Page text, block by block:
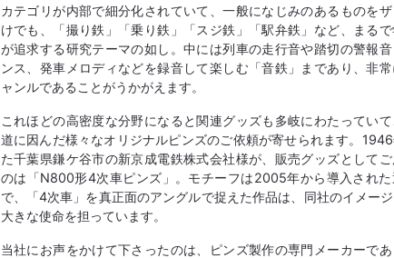
カテゴリが内部で細分化されていて、一般になじみのあるものを
けでも、「撮り鉄」「乗り鉄」「スジ鉄」「駅弁鉄」など、まる
が追求する研究テーマの如し。中には列車の走行音や踏切の警報
ンス、発車メロディなどを録音して楽しむ「音鉄」まであり、非
ャンルであることがうかがえます。
これほどの高密度な分野になると関連グッズも多岐にわたってい
道に因んだ様々なオリジナルピンズのご依頼が寄せられます。
た千葉県鎌ケ谷市の新京成電鉄株式会社様が、販売グッズとして
のは「N800形4次車ピンズ」。モチーフは2005年から導入され
で、「4次車」を真正面のアングルで捉えた作品は、同社のイメー
大きな使命を担っています。
当社にお声をかけて下さったのは、ピンズ製作の専門メーカーで